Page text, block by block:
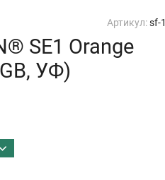
Артикул:sf-
SE1 Orange
УФ)